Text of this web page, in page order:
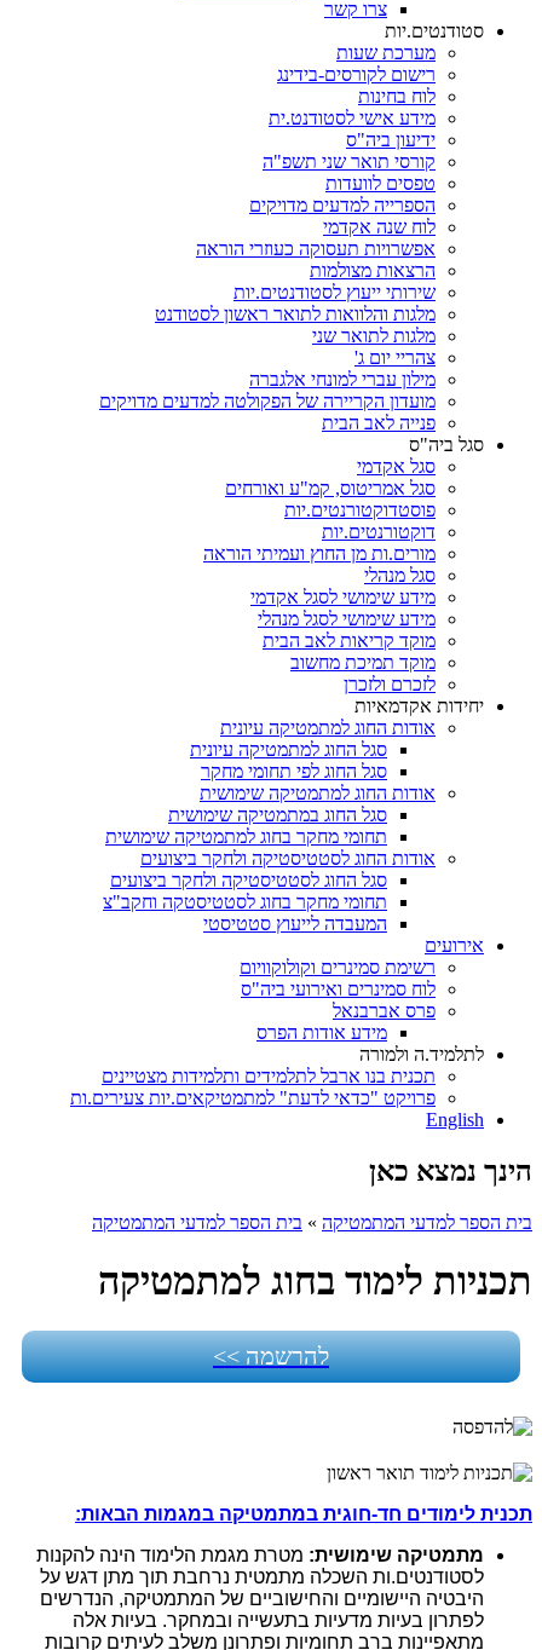
צרו קשר
סטודנטים.יות
מערכת שעות
רישום לקורסים-בידינג
לוח בחינות
מידע אישי לסטודנט.ית
ידיעון ביה"ס
קורסי תואר שני תשפ"ה
טפסים לוועדות
הספרייה למדעים מדויקים
לוח שנה אקדמי
אפשרויות תעסוקה כעוזרי הוראה
הרצאות מצולמות
שירותי ייעוץ לסטודנטים.יות
מלגות והלוואות לתואר ראשון לסטודנט
מלגות לתואר שני
צהריי יום ג'
מילון עברי למונחי אלגברה
מועדון הקריירה של הפקולטה למדעים מדויקים
פנייה לאב הבית
סגל ביה"ס
סגל אקדמי
סגל אמריטוס, קמ"ע ואורחים
פוסטדוקטורנטים.יות
דוקטורנטים.יות
מורים.ות מן החוץ ועמיתי הוראה
סגל מנהלי
מידע שימושי לסגל אקדמי
מידע שימושי לסגל מנהלי
מוקד קריאות לאב הבית
מוקד תמיכת מחשוב
לזכרם ולזכרן
יחידות אקדמאיות
אודות החוג למתמטיקה עיונית
סגל החוג למתמטיקה עיונית
סגל החוג לפי תחומי מחקר
אודות החוג למתמטיקה שימושית
סגל החוג במתמטיקה שימושית
תחומי מחקר בחוג למתמטיקה שימושית
אודות החוג לסטטיסטיקה ולחקר ביצועים
סגל החוג לסטטיסטיקה ולחקר ביצועים
תחומי מחקר בחוג לסטטיסטקה וחקב"צ
המעבדה לייעוץ סטטיסטי
אירועים
רשימת סמינרים וקולוקוויום
לוח סמינרים ואירועי ביה"ס
פרס אברבנאל
מידע אודות הפרס
לתלמיד.ה ולמורה
תכנית בנו ארבל לתלמידים ותלמידות מצטיינים
פרויקט "כדאי לדעת" למתמטיקאים.יות צעירים.ות
English
הינך נמצא כאן
בית הספר למדעי המתמטיקה » בית הספר למדעי המתמטיקה
תכניות לימוד בחוג למתמטיקה
להרשמה >>
תכנית לימודים חד-חוגית במתמטיקה במגמות הבאות:
מתמטיקה שימושית: מטרת מגמת הלימוד הינה להקנות
לסטודנטים.ות השכלה מתמטית נרחבת תוך מתן דגש על
היבטיה היישומיים והחישוביים של המתמטיקה, הנדרשים
לפתרון בעיות מדעיות בתעשייה ובמחקר. בעיות אלה
מתאפיינות ברב תחומיות ופתרונן משלב לעיתים קרובות